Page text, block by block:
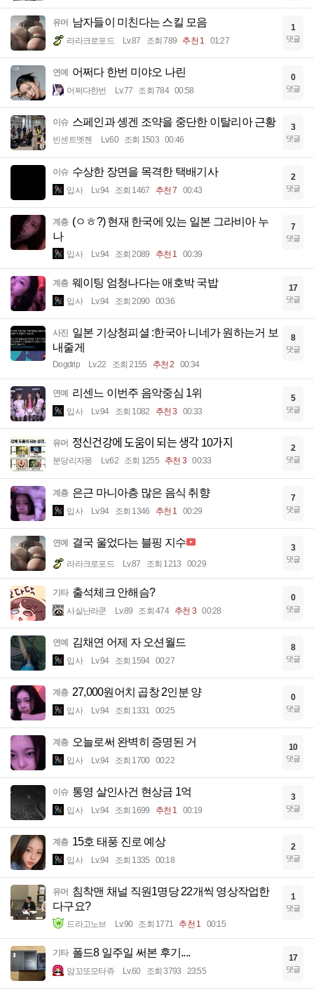
유머 남자들이 미친다는 스킬 모음
라라크로포드 Lv.87 조회 789 추천 1 01:27
1
댓글
연예 어쩌다 한번 미야오 나린
어쩌다한번 Lv.77 조회 784 00:58
0
댓글
이슈 스페인과 솅겐 조약을 중단한 이탈리아 근황
빈센트멧젠 Lv.60 조회 1503 00:46
3
댓글
이슈 수상한 장면을 목격한 택배기사
입사 Lv.94 조회 1467 추천 7 00:43
2
댓글
계층 (ㅇㅎ?) 현재 한국에 있는 일본 그라비아 누
나
입사 Lv.94 조회 2089 추천 1 00:39
7
댓글
계층 웨이팅 엄청나다는 애호박 국밥
입사 Lv.94 조회 2090 00:36
17
댓글
사진 일본 기상청피셜 :한국아 니네가 원하는거 보
내줄게
Dogdrip Lv.22 조회 2155 추천 2 00:34
8
댓글
연예 리센느 이번주 음악중심 1위
입사 Lv.94 조회 1082 추천 3 00:33
5
댓글
유머 정신건강에 도움이 되는 생각 10가지
분당리자몽 Lv.62 조회 1255 추천 3 00:33
2
댓글
계층 은근 마니아층 많은 음식 취향
입사 Lv.94 조회 1346 추천 1 00:29
7
댓글
연예 결국 울었다는 블핑 지수
라라크로포드 Lv.87 조회 1213 00:29
3
댓글
기타 출석체크 안해슴?
사실난라쿤 Lv.89 조회 474 추천 3 00:28
0
댓글
연예 김채연 어제 자 오션월드
입사 Lv.94 조회 1594 00:27
8
댓글
계층 27,000원어치 곱창 2인분 양
입사 Lv.94 조회 1331 00:25
0
댓글
계층 오늘로써 완벽히 증명된 거
입사 Lv.94 조회 1700 00:22
10
댓글
이슈 통영 살인사건 현상금 1억
입사 Lv.94 조회 1699 추천 1 00:19
3
댓글
계층 15호 태풍 진로 예상
입사 Lv.94 조회 1335 00:18
2
댓글
유머 침착맨 채널 직원1명당 22개씩 영상작업한
다구요?
드라고노브 Lv.90 조회 1771 추천 1 00:15
1
댓글
기타 폴드8 일주일 써본 후기....
암꼬또모타쥬 Lv.60 조회 3793 23:55
17
댓글